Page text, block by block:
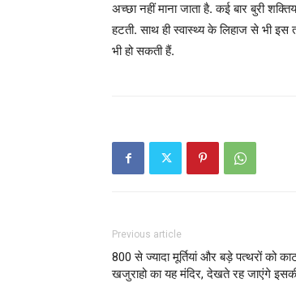
अच्छा नहीं माना जाता है. कई बार बुरी
हटती. साथ ही स्वास्थ्य के लिहाज से भी
भी हो सकती हैं.
Previous article
800 से ज्यादा मूर्तियां और बड़े पत्थरों को
खजुराहो का यह मंदिर, देखते रह जाएंगे